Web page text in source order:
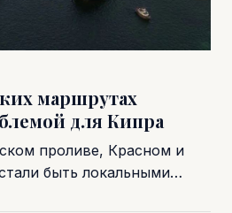
маршрутах
для Кипра
проливе, Красном и
быть локальными…